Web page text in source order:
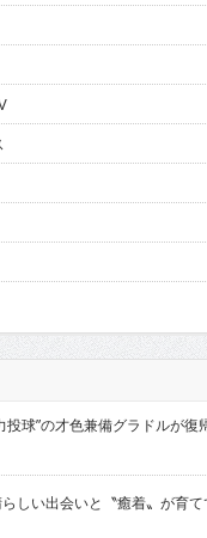
球”の才色兼備グラドルが復
しい出会いと〝癒着〟が育て